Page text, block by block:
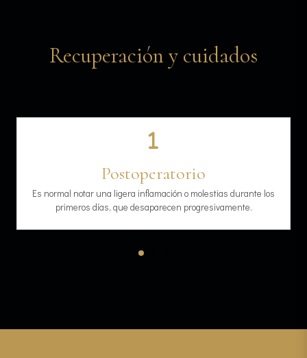
Recuperación y cuidados
Postoperatorio
Es normal notar una ligera inflamación o molestias durante los
primeros días, que desaparecen progresivamente.